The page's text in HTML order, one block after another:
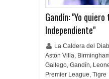
Gandín: "Yo
Independiente"
La Caldera del
Aston Villa,
Gallego, Gandín,
Premier League, Tigre